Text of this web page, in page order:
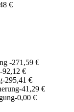
€
-271,59 €
-92,12 €
-295,41 €
-41,29 €
-0,00 €